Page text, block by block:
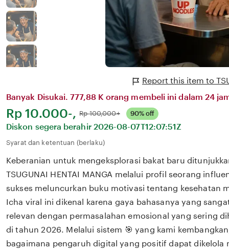
Report this item to
Banyak Disukai. 777,88 K orang membeli ini dalam 24
Harga:
Rp 10.000-, Normal:
Rp 100,000+ 90% off
Diskon segera berahir 2026-08-07T12:07:51Z
Syarat dan ketentuan (berlaku)
Keberanian untuk mengeksplorasi bakat baru
TSUGUNAI HENTAI MANGA melalui profil seorang
sukses meluncurkan buku motivasi tentang kesehatan
Icha viral ini dikenal karena gaya bahasanya yang
relevan dengan permasalahan emosional yang sering
di tahun 2026. Melalui sistem 🎯 yang kami
bagaimana pengaruh digital yang positif dapat dikelola